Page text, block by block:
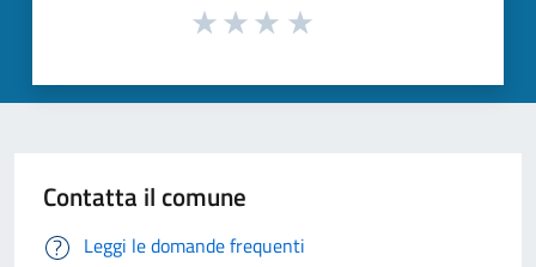
Contatta il comune
Leggi le domande frequenti